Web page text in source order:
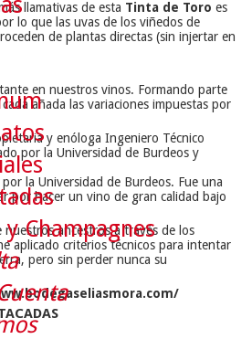
llamativas de esta Tinta de Toro es
lo que las uvas de los viñedos de
de plantas directas (sin injertar en
en nuestros vinos. Formando parte
añada las variaciones impuestas por
y enóloga Ingeniero Técnico
por la Universidad de Burdeos y
la Universidad de Burdeos. Fue una
por hacer un vino de gran calidad bajo
ancestros a través de los
aplicado criterios técnicos para intentar
pero sin perder nunca su
y Champagnes